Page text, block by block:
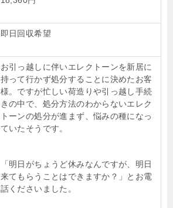
即日回収希望
お引っ越しに伴いエレクトーンを新居に
持って行かず処分することに決めたお客
様。ですが忙しい荷造りや引っ越し手続
きの中で、処分方法のわからないエレク
トーンの処分が進まず、悩みの種になっ
ていたそうです。
「明日がちょうど休みなんですが、明日
来てもらうことはできますか？」とお電
話くださいました。